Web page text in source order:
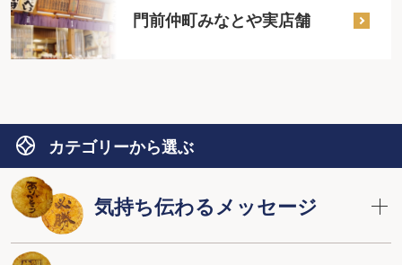
門前仲町みなとや実店舗
カテゴリーから選ぶ
気持ち伝わるメッセージ